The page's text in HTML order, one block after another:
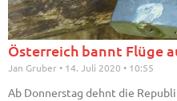
Österreich bannt Flüge
Jan Gruber 14. Juli 2020 10:55
Ab Donnerstag dehnt die